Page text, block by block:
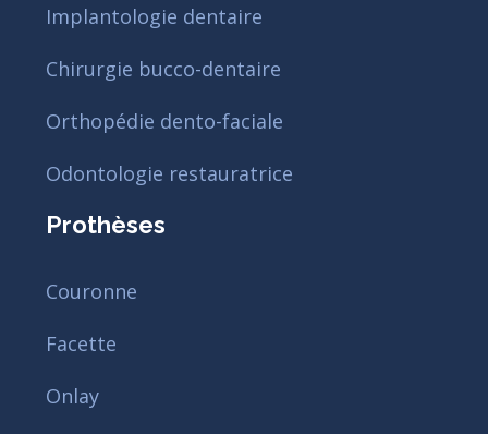
Implantologie dentaire
Chirurgie bucco-dentaire
Orthopédie dento-faciale
Odontologie restauratrice
Prothèses
Couronne
Facette
Onlay